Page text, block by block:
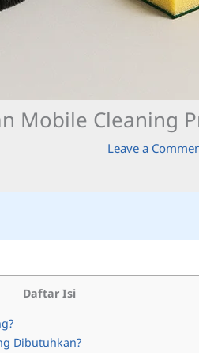
Mobile Cleaning
Leave a
Daftar Isi
Dibutuhkan?